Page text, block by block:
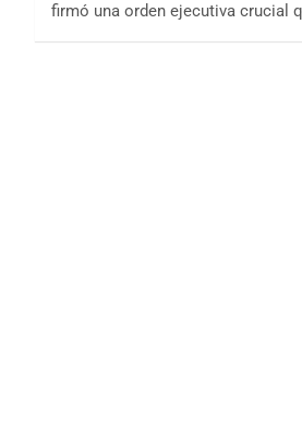
firmó una orden ejecutiva crucial